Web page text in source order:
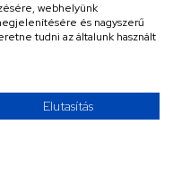
webhelyünk
és nagyszerű
tudni az általunk használt
Elutasítás
10 778 Ft